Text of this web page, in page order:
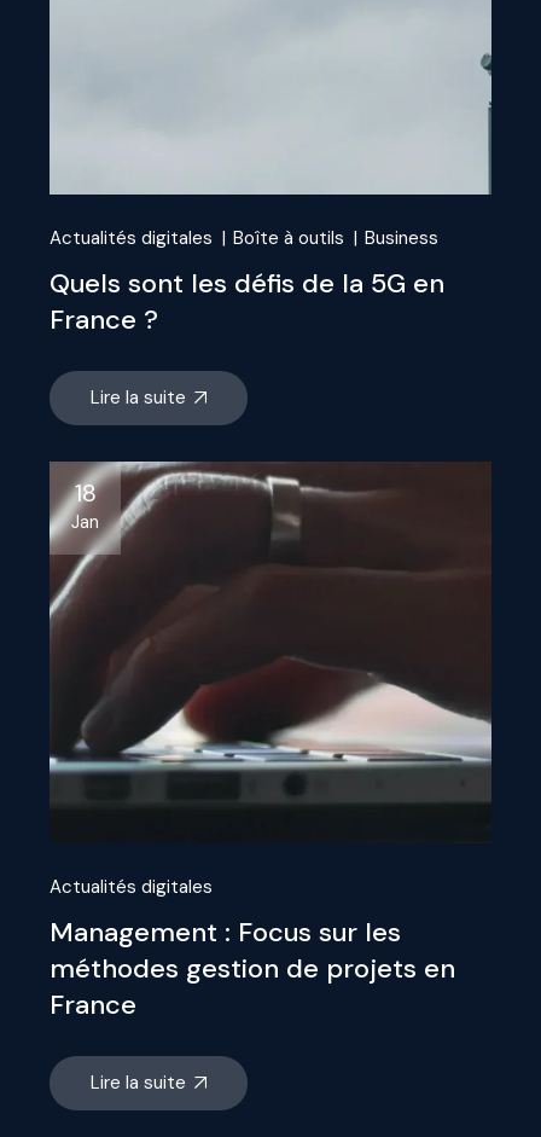
Actualités digitales Boîte à outils Business
Quels sont les défis de la 5G en
France ?
Lire la suite
18
Jan
Actualités digitales
Management : Focus sur les
méthodes gestion de projets en
France
Lire la suite